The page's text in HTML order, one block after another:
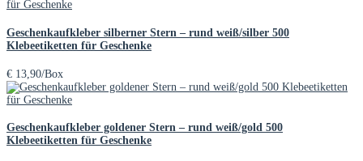
Geschenkaufkleber silberner Stern – rund weiß/silber 500
Klebeetiketten für Geschenke
€ 13,90/Box
Geschenkaufkleber goldener Stern – rund weiß/gold 500
Klebeetiketten für Geschenke